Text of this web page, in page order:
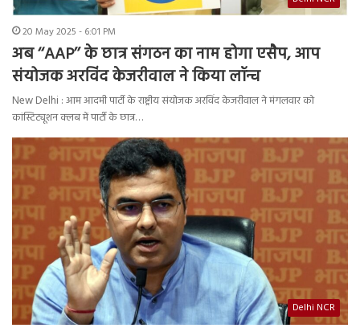
20 May 2025 - 6:01 PM
अब ‘‘AAP’’ के छात्र संगठन का नाम होगा एसैप, आप
संयोजक अरविंद केजरीवाल ने किया लॉन्च
New Delhi : आम आदमी पार्टी के राष्ट्रीय संयोजक अरविंद केजरीवाल ने मंगलवार को
कांस्टिट्यूशन क्लब में पार्टी के छात्र…
Delhi NCR